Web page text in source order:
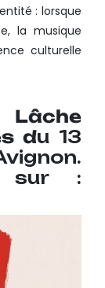
: lorsque
la musique
culturelle
du 13
sur :